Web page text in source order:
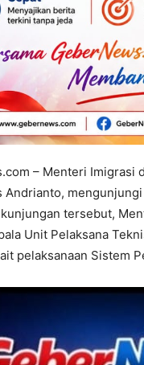
– Menteri Imigrasi
kunjungan tersebut,
Unit Pelaksana
pelaksanaan Sistem